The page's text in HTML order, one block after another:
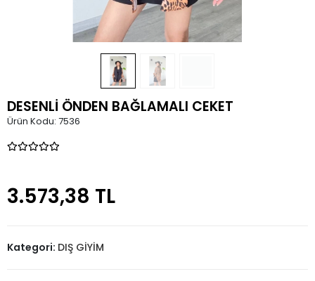
DESENLİ ÖNDEN BAĞLAMALI CEKET
Ürün Kodu: 7536
3.573,38 TL
Kategori: DIŞ GİYİM